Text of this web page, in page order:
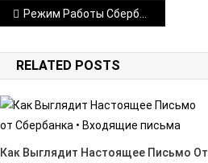
Навигация
по
записям
Режим Работы Сбербанка в Брянске Бежицкий Район ул Литейная • Расписание и запись
RELATED POSTS
Как Выглядит Настоящее Письмо От